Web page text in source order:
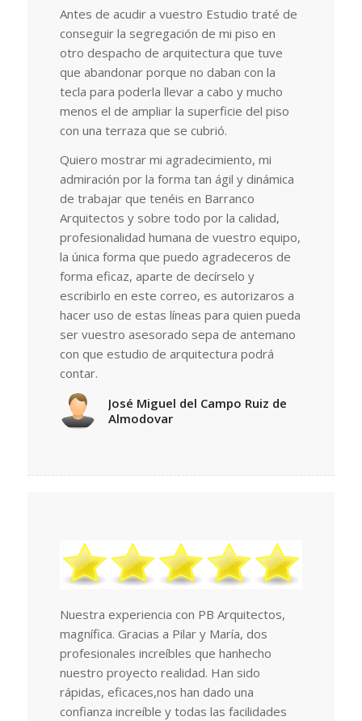
Antes de acudir a vuestro Estudio traté de
conseguir la segregación de mi piso en
otro despacho de arquitectura que tuve
que abandonar porque no daban con la
tecla para poderla llevar a cabo y mucho
menos el de ampliar la superficie del piso
con una terraza que se cubrió.
Quiero mostrar mi agradecimiento, mi
admiración por la forma tan ágil y dinámica
de trabajar que tenéis en Barranco
Arquitectos y sobre todo por la calidad,
profesionalidad humana de vuestro equipo,
la única forma que puedo agradeceros de
forma eficaz, aparte de decírselo y
escribirlo en este correo, es autorizaros a
hacer uso de estas líneas para quien pueda
ser vuestro asesorado sepa de antemano
con que estudio de arquitectura podrá
contar.
José Miguel del Campo Ruiz de
Almodovar
Nuestra experiencia con PB Arquitectos,
magnífica. Gracias a Pilar y María, dos
profesionales increíbles que hanhecho
nuestro proyecto realidad. Han sido
rápidas, eficaces,nos han dado una
confianza increíble y todas las facilidades